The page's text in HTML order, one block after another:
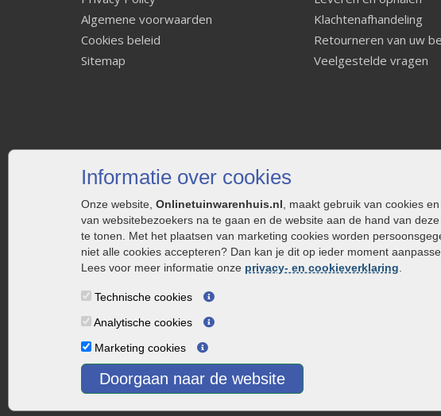
Informatie over cookies
Onze website, Onlinetuinwarenhuis.nl , maakt gebruik van cookies
van websitebezoekers na te gaan en de website aan de hand van
te tonen. Met het plaatsen van marketing cookies worden
niet alle cookies accepteren? Dan kan je dit op ieder moment
Lees voor meer informatie onze privacy- en cookieverklaring
Technische cookies
Analytische cookies
Marketing cookies
Doorgaan naar de website
Algemene voorwaarden
Cookies beleid
Sitemap
Klachtenafhandeling
Retourneren van uw
Veelgestelde vragen